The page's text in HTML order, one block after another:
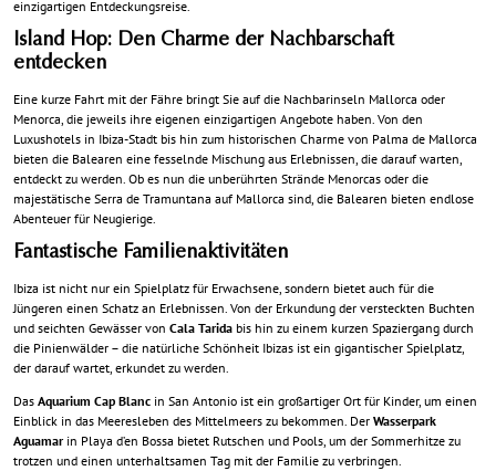
einzigartigen Entdeckungsreise.
Island Hop: Den Charme der Nachbarschaft
entdecken
Eine kurze Fahrt mit der Fähre bringt Sie auf die Nachbarinseln Mallorca oder
Menorca, die jeweils ihre eigenen einzigartigen Angebote haben. Von den
Luxushotels in Ibiza-Stadt bis hin zum historischen Charme von Palma de Mallorca
bieten die Balearen eine fesselnde Mischung aus Erlebnissen, die darauf warten,
entdeckt zu werden. Ob es nun die unberührten Strände Menorcas oder die
majestätische Serra de Tramuntana auf Mallorca sind, die Balearen bieten endlose
Abenteuer für Neugierige.
Fantastische Familienaktivitäten
Ibiza ist nicht nur ein Spielplatz für Erwachsene, sondern bietet auch für die
Jüngeren einen Schatz an Erlebnissen. Von der Erkundung der versteckten Buchten
und seichten Gewässer von Cala Tarida bis hin zu einem kurzen Spaziergang durch
die Pinienwälder – die natürliche Schönheit Ibizas ist ein gigantischer Spielplatz,
der darauf wartet, erkundet zu werden.
Das Aquarium Cap Blanc in San Antonio ist ein großartiger Ort für Kinder, um einen
Einblick in das Meeresleben des Mittelmeers zu bekommen. Der Wasserpark
Aguamar in Playa d’en Bossa bietet Rutschen und Pools, um der Sommerhitze zu
trotzen und einen unterhaltsamen Tag mit der Familie zu verbringen.